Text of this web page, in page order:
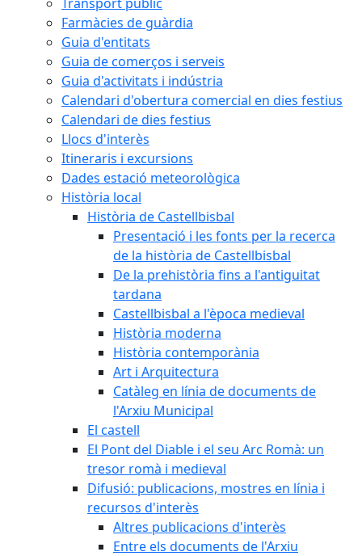
Farmàcies de guàrdia
Guia d'entitats
Guia de comerços i serveis
Guia d'activitats i indústria
Calendari d'obertura comercial en dies festius
Calendari de dies festius
Llocs d'interès
Itineraris i excursions
Dades estació meteorològica
Història local
Història de Castellbisbal
Presentació i les fonts per la recerca
de la història de Castellbisbal
De la prehistòria fins a l'antiguitat
tardana
Castellbisbal a l'època medieval
Història moderna
Història contemporània
Art i Arquitectura
Catàleg en línia de documents de
l'Arxiu Municipal
El castell
El Pont del Diable i el seu Arc Romà: un
tresor romà i medieval
Difusió: publicacions, mostres en línia i
recursos d'interès
Altres publicacions d'interès
Entre els documents de l'Arxiu